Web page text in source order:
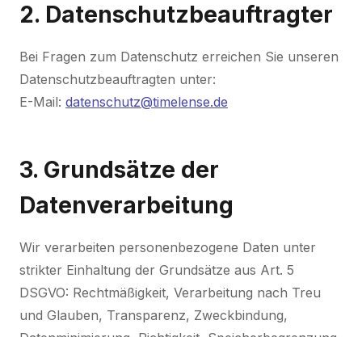
2. Datenschutzbeauftragter
Bei Fragen zum Datenschutz erreichen Sie unseren
Datenschutzbeauftragten unter:
E-Mail: datenschutz@timelense.de
3. Grundsätze der
Datenverarbeitung
Wir verarbeiten personenbezogene Daten unter
strikter Einhaltung der Grundsätze aus Art. 5
DSGVO: Rechtmäßigkeit, Verarbeitung nach Treu
und Glauben, Transparenz, Zweckbindung,